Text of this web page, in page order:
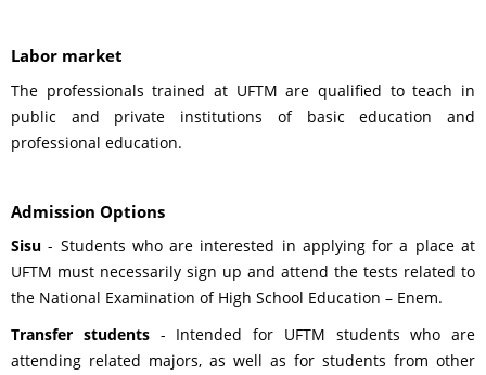
Labor market
The professionals trained at UFTM are qualified to teach in
public and private institutions of basic education and
professional education.
Admission Options
Sisu- Students who are interested in applying for a place at
UFTM must necessarily sign up and attend the tests related to
the National Examination of High School Education – Enem.
Transfer students - Intended for UFTM students who are
attending related majors, as well as for students from other